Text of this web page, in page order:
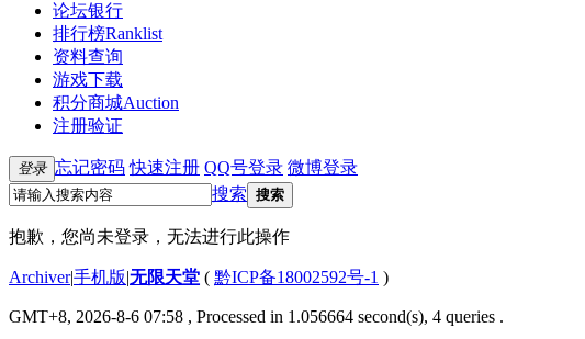
论坛银行
排行榜Ranklist
资料查询
游戏下载
积分商城Auction
注册验证
登录 忘记密码 快速注册 QQ号登录 微博登录
搜索 搜索
抱歉，您尚未登录，无法进行此操作
Archiver|手机版|无限天堂 ( 黔ICP备18002592号-1 )
GMT+8, 2026-8-6 07:58 , Processed in 1.056664 second(s), 4 queries .